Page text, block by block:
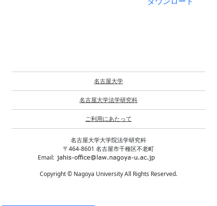
名古屋大学
名古屋大学法学研究科
ご利用にあたって
名古屋大学大学院法学研究科
〒464-8601 名古屋市千種区不老町
Email:
Copyright © Nagoya University All Rights Reserved.